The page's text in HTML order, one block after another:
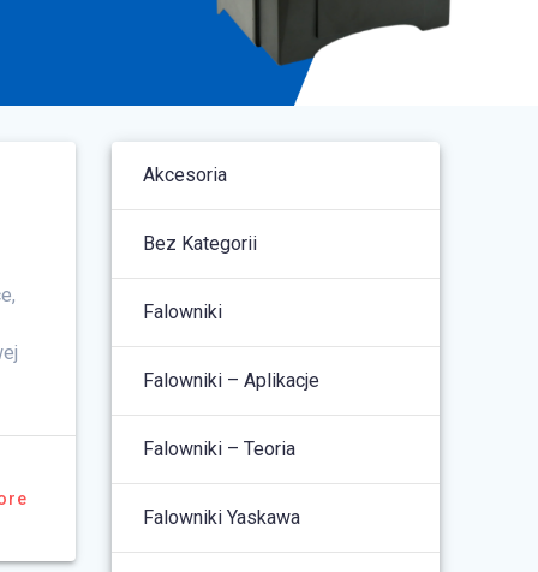
Akcesoria
Bez Kategorii
Falowniki
Falowniki – Aplikacje
Falowniki – Teoria
Falowniki Yaskawa